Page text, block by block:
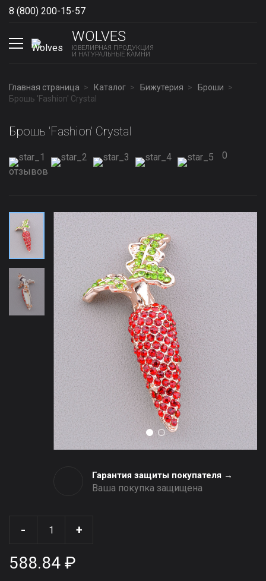
8 (800) 200-15-57
WOLVES
ЮВЕЛИРНАЯ ПРОДУКЦИЯ
И НАТУРАЛЬНЫЕ КАМНИ
Главная страница Каталог Бижутерия
Броши
Брошь 'Fashion' Сrystal
Брошь 'Fashion' Сrystal
0
отзывов
Гарантия защиты покупателя →
Ваша покупка защищена
- +
588.84 ₽